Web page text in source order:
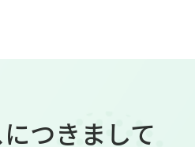
つきまして